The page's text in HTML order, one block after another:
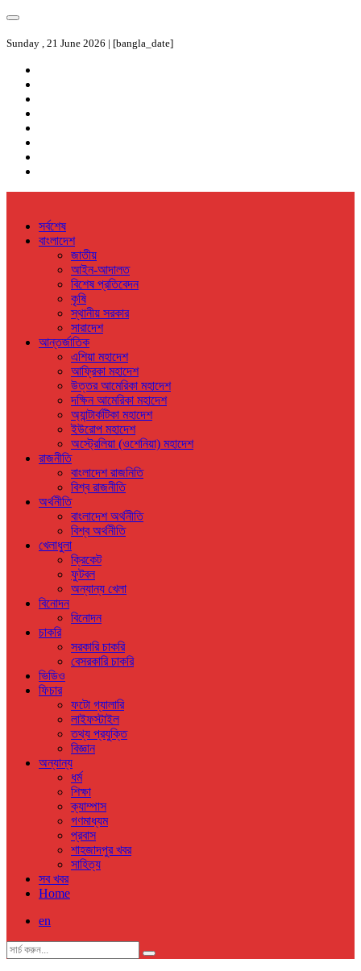
Sunday , 21 June 2026 | [bangla_date]
সর্বশেষ
বাংলাদেশ
জাতীয়
আইন-আদালত
বিশেষ প্রতিবেদন
কৃষি
স্থানীয় সরকার
সারাদেশ
আন্তর্জাতিক
এশিয়া মহাদেশ
আফ্রিকা মহাদেশ
উত্তর আমেরিকা মহাদেশ
দক্ষিন আমেরিকা মহাদেশ
অ্যান্টার্কটিকা মহাদেশ
ইউরোপ মহাদেশ
অস্ট্রেলিয়া (ওশেনিয়া) মহাদেশ
রাজনীতি
বাংলাদেশ রাজনিতি
বিশ্ব রাজনীতি
অর্থনীতি
বাংলাদেশ অর্থনীতি
বিশ্ব অর্থনীতি
খেলাধুলা
ক্রিকেট
ফুটবল
অন্যান্য খেলা
বিনোদন
বিনোদন
চাকরি
সরকারি চাকরি
বেসরকারি চাকরি
ভিডিও
ফিচার
ফটো গ্যালারি
লাইফস্টাইল
তথ্য প্রযুক্তি
বিজ্ঞান
অন্যান্য
ধর্ম
শিক্ষা
ক্যাম্পাস
গণমাধ্যম
প্রবাস
শাহজাদপুর খবর
সাহিত্য
সব খবর
Home
en